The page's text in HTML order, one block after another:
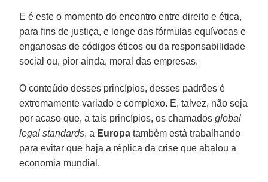
E é este o momento do encontro entre direito e ética,
para fins de justiça, e longe das fórmulas equívocas e
enganosas de códigos éticos ou da responsabilidade
social ou, pior ainda, moral das empresas.
O conteúdo desses princípios, desses padrões é
extremamente variado e complexo. E, talvez, não seja
por acaso que, a tais princípios, os chamadosglobal
legal standards, a Europa também está trabalhando
para evitar que haja a réplica da crise que abalou a
economia mundial.